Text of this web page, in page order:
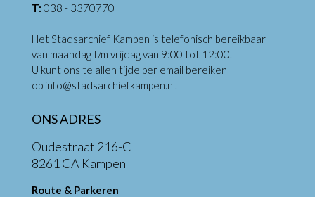
T: 038 - 3370770
Het Stadsarchief Kampen is telefonisch bereikbaar
van maandag t/m vrijdag van 9:00 tot 12:00.
U kunt ons te allen tijde per email bereiken
op info@stadsarchiefkampen.nl
ONS ADRES
Oudestraat 216-C
8261 CA Kampen
Route & Parkeren